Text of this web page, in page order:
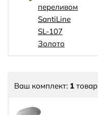
переливом
SantiLine
SL-107
Золото
Ваш комплект: 1 товар